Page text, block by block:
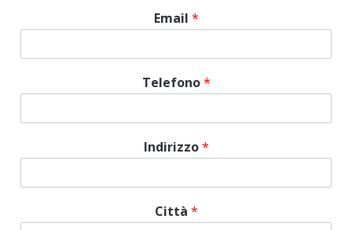
Email *
Telefono*
Indirizzo*
Città *